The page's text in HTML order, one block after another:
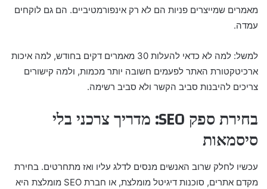
מאמרים שמייצרים פניות הם לא רק אינפורמטיביים. הם גם לוקחים
עמדה.
למשל: למה לא כדאי להעלות 30 מאמרים דקים בחודש, למה איכות
ארכיטקטורת האתר לפעמים חשובה יותר מכמות, ולמה קישורים
צריכים להיבנות סביב הקשר ולא סביב רשימה.
בחירת ספק SEO: מדריך צרכני בלי
סיסמאות
עכשיו לחלק שרוב האנשים מנסים לדלג עליו ואז מתחרטים. בחירת
מקדם אתרים, סוכנות דיגיטל מומלצת, או חברת SEO מומלצת היא